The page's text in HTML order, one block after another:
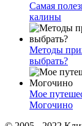
Самая
калины
Методы
выбрать?
Мое
Могочино